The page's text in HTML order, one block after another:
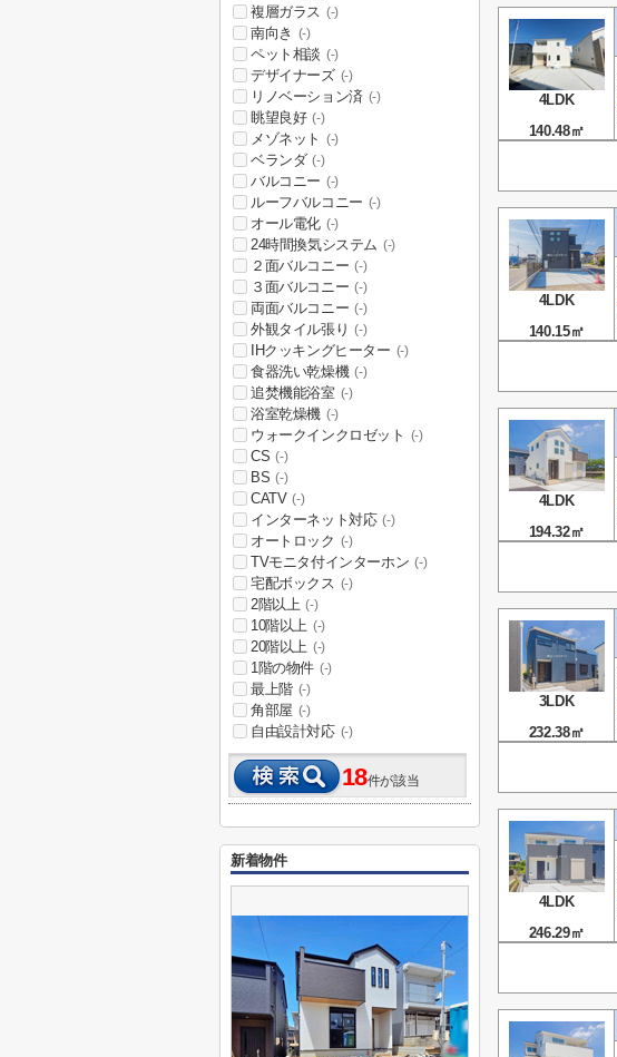
4LDK
140.48㎡
4LDK
140.15㎡
4LDK
194.32㎡
3LDK
232.38㎡
4LDK
246.29㎡
複層ガラス (-)
南向き (-)
ペット相談 (-)
デザイナーズ (-)
リノベーション済 (-)
眺望良好 (-)
メゾネット (-)
ベランダ (-)
バルコニー (-)
ルーフバルコニー (-)
オール電化 (-)
24時間換気システム (-)
２面バルコニー (-)
３面バルコニー (-)
両面バルコニー (-)
外観タイル張り (-)
IHクッキングヒーター (-)
食器洗い乾燥機 (-)
追焚機能浴室 (-)
浴室乾燥機 (-)
ウォークインクロゼット (-)
CS (-)
BS (-)
CATV (-)
インターネット対応 (-)
オートロック (-)
TVモニタ付インターホン (-)
宅配ボックス (-)
2階以上 (-)
10階以上 (-)
20階以上 (-)
1階の物件 (-)
最上階 (-)
角部屋 (-)
自由設計対応 (-)
18件が該当
新着物件